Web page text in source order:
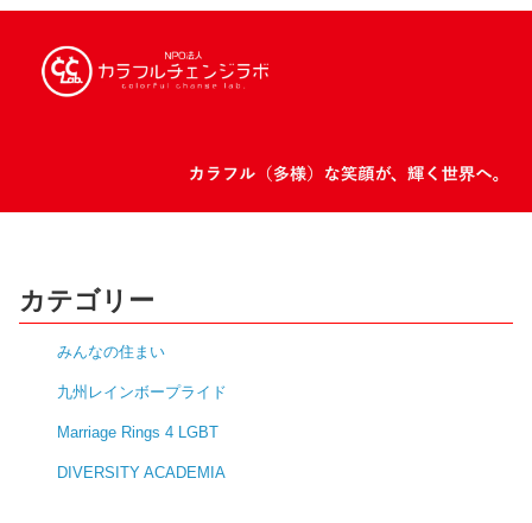
カテゴリー
みんなの住まい
九州レインボープライド
Marriage Rings 4 LGBT
DIVERSITY ACADEMIA